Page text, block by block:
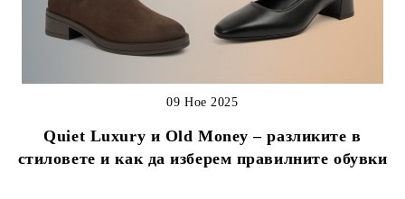
Quiet Luxury и Old Money – разликите в
стиловете и как да изберем правилните обувки
09 Ное 2025